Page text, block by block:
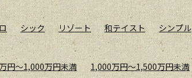
シック リゾート 和テイスト シンプル
円〜1,000万円未満 1,000万円〜1,500万円未満